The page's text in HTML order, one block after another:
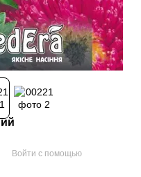
Войти с помощью